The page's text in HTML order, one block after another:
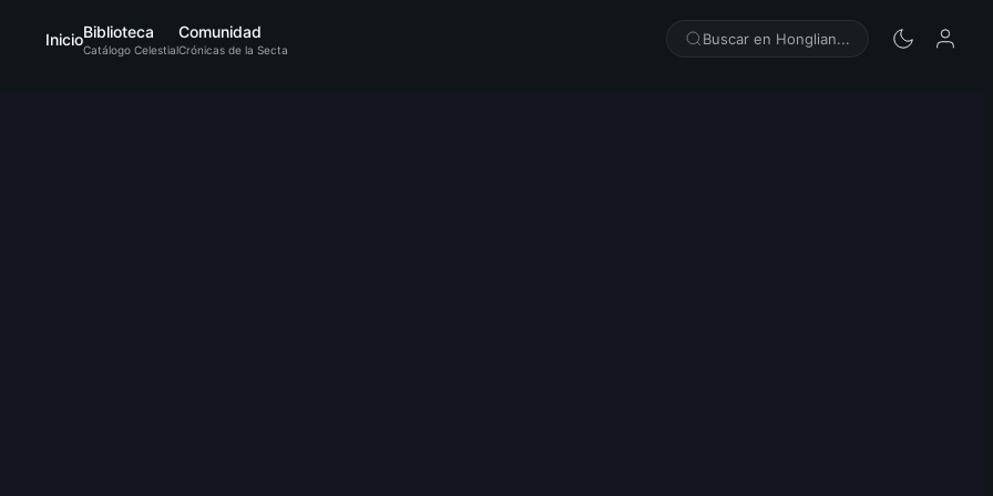
InicioBiblioteca
Catálogo Celestial
Comunidad
Crónicas de la Secta
Buscar en Honglian...